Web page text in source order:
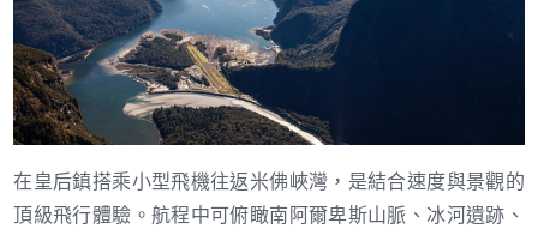
在皇后鎮搭乘小型飛機往返米佛峽灣，是結合速度與景觀的
頂級飛行體驗。航程中可俯瞰南阿爾卑斯山脈、冰河遺跡、